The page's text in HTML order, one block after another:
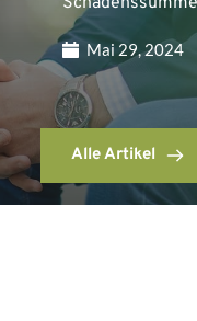
Mai 29, 2024
Alle Artikel